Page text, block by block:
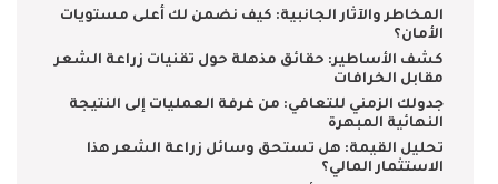
المخاطر والآثار الجانبية: كيف نضمن لك أعلى مستويات
الأمان؟
كشف الأساطير: حقائق مذهلة حول تقنيات زراعة الشعر
مقابل الخرافات
جدولك الزمني للتعافي: من غرفة العمليات إلى النتيجة
النهائية المبهرة
تحليل القيمة: هل تستحق وسائل زراعة الشعر هذا
الاستثمار المالي؟